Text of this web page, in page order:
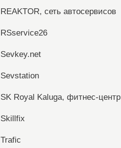
REAKTOR, сеть автосервисов
RSservice26
Sevkey.net
Sevstation
SK Royal Kaluga, фитнес-центр
Skillfix
Trafic